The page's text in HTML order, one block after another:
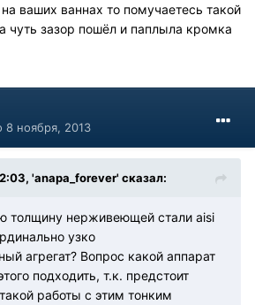
ваших ваннах то помучаетесь такой
чуть зазор пошёл и паплыла кромка
8 ноября, 2013
'anapa_forever' сказал:
толщину нерживеющей стали aisi
узко
агрегат? Вопрос какой аппарат
подходить, т.к. предстоит
работы с этим тонким